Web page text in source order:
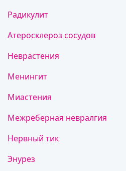
Радикулит
Атеросклероз сосудов
Неврастения
Менингит
Миастения
Межреберная невралгия
Нервный тик
Энурез